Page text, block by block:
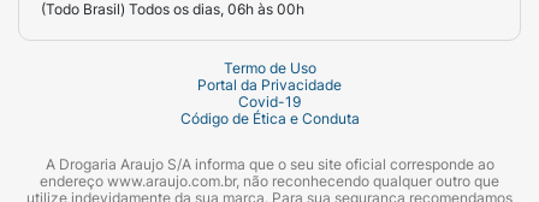
(Todo Brasil) Todos os dias, 06h às 00h
Termo de Uso
Portal da Privacidade
Covid-19
Código de Ética e Conduta
A Drogaria Araujo S/A informa que o seu site oficial corresponde ao
endereço www.araujo.com.br, não reconhecendo qualquer outro que
utilize indevidamente da sua marca. Para sua segurança recomendamos